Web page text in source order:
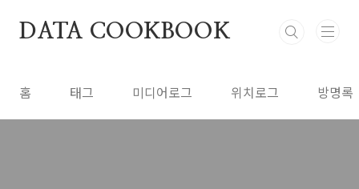
DATA COOKBOOK
홈 태그 미디어로그 위치로그 방명록